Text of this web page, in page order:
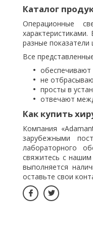
Каталог
Операционные
разные
Все
обеспечивают
не
просты в
отвечают
Как купить
Компания
зарубежными
лабораторного
свяжитесь с
выполняется
оставьте свои